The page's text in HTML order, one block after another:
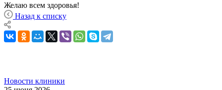
Желаю всем здоровья!
Назад к списку
Новости клиники